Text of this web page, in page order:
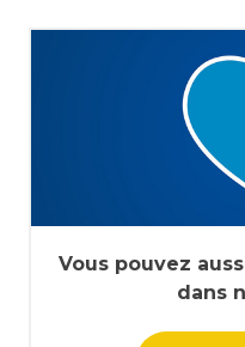
Vous pouvez
dans